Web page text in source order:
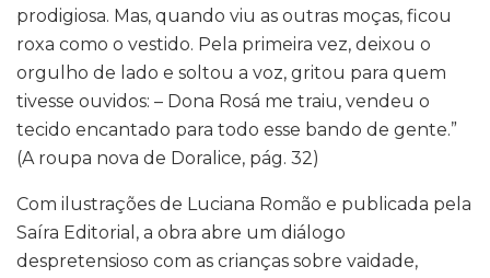
prodigiosa. Mas, quando viu as outras moças, ficou
roxa como o vestido. Pela primeira vez, deixou o
orgulho de lado e soltou a voz, gritou para quem
tivesse ouvidos: – Dona Rosá me traiu, vendeu o
tecido encantado para todo esse bando de gente.”
(A roupa nova de Doralice, pág. 32)
Com ilustrações de Luciana Romão e publicada pela
Saíra Editorial, a obra abre um diálogo
despretensioso com as crianças sobre vaidade,